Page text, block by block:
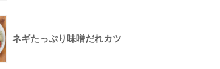
ネギたっぷり味噌だれカツ